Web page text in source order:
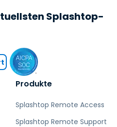
Produkte
Splashtop Remote Access
Splashtop Remote Support
Splashtop-